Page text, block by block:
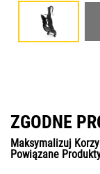
ZGODNE
Maksymalizuj
Powiązane